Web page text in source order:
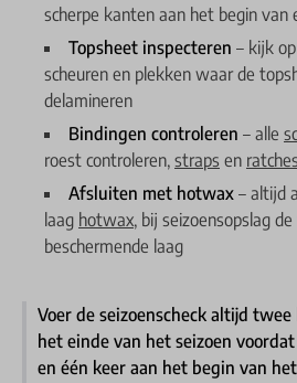
scherpe kanten aan het begin van
Topsheet inspecteren – kijk
scheuren en plekken waar de
delamineren
Bindingen controleren – alle
roest controleren, straps en ratches
Afsluiten met hotwax – altijd
laag hotwax, bij seizoensopslag
beschermende laag
Voer de seizoenscheck altijd
het einde van het seizoen
en één keer aan het begin van